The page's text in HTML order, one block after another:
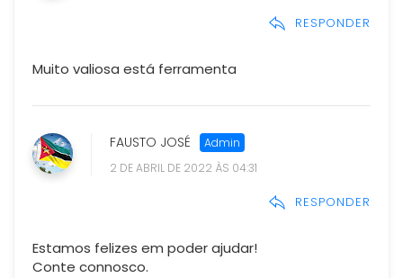
RESPONDER
Muito valiosa está ferramenta
FAUSTO JOSÉ
2 DE ABRIL DE 2022 ÀS 04:31
RESPONDER
Estamos felizes em poder ajudar!
Conte connosco.